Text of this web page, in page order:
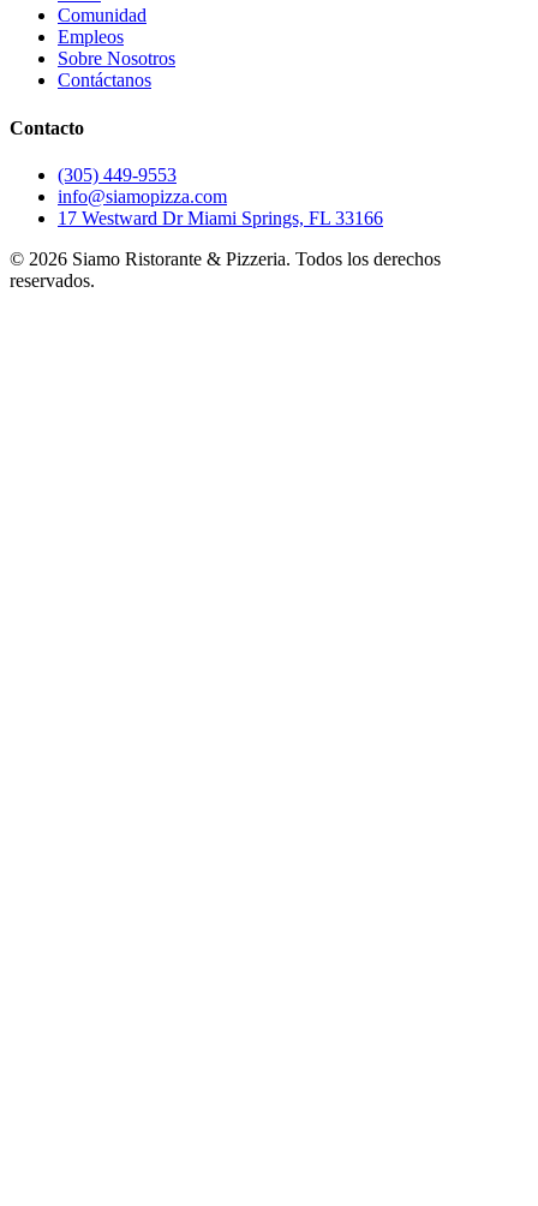
Comunidad
Empleos
Sobre Nosotros
Contáctanos
Contacto
(305) 449-9553
info@siamopizza.com
17 Westward Dr Miami Springs, FL 33166
© 2026 Siamo Ristorante & Pizzeria. Todos los derechos
reservados.